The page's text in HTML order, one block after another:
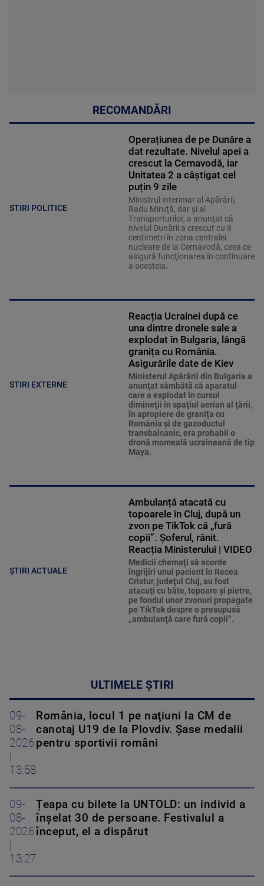
RECOMANDĂRI
STIRI POLITICE
Operațiunea de pe Dunăre a
dat rezultate. Nivelul apei a
crescut la Cernavodă, iar
Unitatea 2 a câștigat cel
puțin 9 zile
Ministrul interimar al Apărării,
Radu Miruţă, dar şi al
Transporturilor, a anunţat că
nivelul Dunării a crescut cu 8
centimetri în zona centralei
nucleare de la Cernavodă, ceea ce
asigură funcţionarea în continuare
a acesteia.
STIRI EXTERNE
Reacția Ucrainei după ce
una dintre dronele sale a
explodat în Bulgaria, lângă
granița cu România.
Asigurările date de Kiev
Ministerul Apărării din Bulgaria a
anunţat sâmbătă că aparatul
care a explodat în cursul
dimineţii în spaţiul aerian al ţării,
în apropiere de graniţa cu
România şi de gazoductul
transbalcanic, era probabil o
dronă momeală ucraineană de tip
Maya.
ȘTIRI ACTUALE
Ambulanță atacată cu
topoarele în Cluj, după un
zvon pe TikTok că „fură
copii”. Șoferul, rănit.
Reacția Ministerului | VIDEO
Medicii chemaţi să acorde
îngrijiri unui pacient în Recea
Cristur, judeţul Cluj, au fost
atacaţi cu bâte, topoare şi pietre,
pe fondul unor zvonuri propagate
pe TikTok despre o presupusă
„ambulanţă care fură copii”.
ULTIMELE ȘTIRI
09-
08-
2026
13:58
România, locul 1 pe naţiuni la CM de
canotaj U19 de la Plovdiv. Șase medalii
pentru sportivii români
09-
08-
2026
13:27
Țeapa cu bilete la UNTOLD: un individ a
înșelat 30 de persoane. Festivalul a
început, el a dispărut